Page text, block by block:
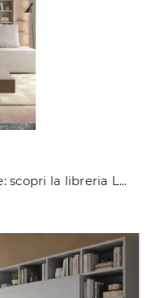
Finiture di pregio e linee decise: scopri la libreria Libreria LV717 di Giessegi tra le più belle Librerie moderne a muro.